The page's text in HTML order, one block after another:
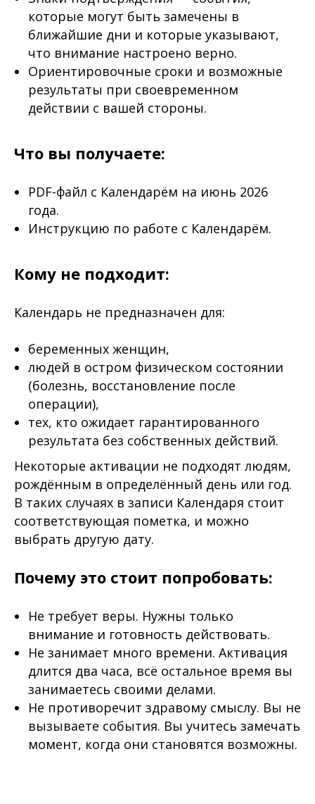
которые могут быть замечены в
ближайшие дни и которые указывают,
что внимание настроено верно.
Ориентировочные сроки и возможные
результаты при своевременном
действии с вашей стороны.
Что вы получаете:
PDF-файл с Календарём на июнь 2026
года.
Инструкцию по работе с Календарём.
Кому не подходит:
Календарь не предназначен для:
беременных женщин,
людей в остром физическом состоянии
(болезнь, восстановление после
операции),
тех, кто ожидает гарантированного
результата без собственных действий.
Некоторые активации не подходят людям,
рождённым в определённый день или год.
В таких случаях в записи Календаря стоит
соответствующая пометка, и можно
выбрать другую дату.
Почему это стоит попробовать:
Не требует веры. Нужны только
внимание и готовность действовать.
Не занимает много времени. Активация
длится два часа, всё остальное время вы
занимаетесь своими делами.
Не противоречит здравому смыслу. Вы не
вызываете события. Вы учитесь замечать
момент, когда они становятся возможны.